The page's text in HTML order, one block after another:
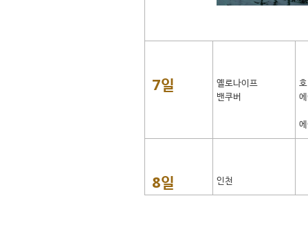
7일
옐로나이프
밴쿠버
8일 인천